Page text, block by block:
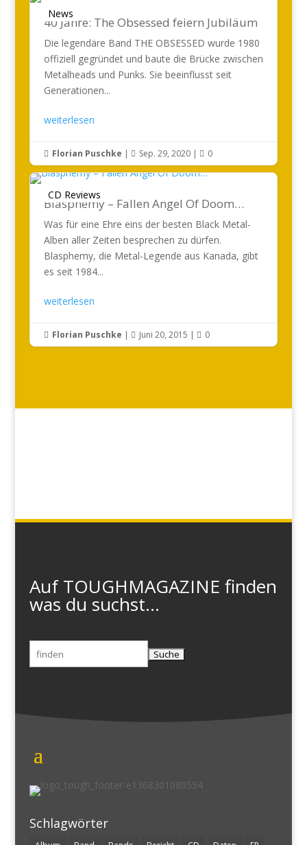
News
40 Jahre: The Obsessed feiern Jubiläum
Die legendäre Band THE OBSESSED wurde 1980
offiziell gegründet und baute die Brücke zwischen
Metalheads und Punks. Sie beeinflusst seit
Generationen...
weiterlesen
 Florian Puschke |  Sep. 29, 2020|  0
CD Reviews
Blasphemy – Fallen Angel Of Doom…
Was für eine Ehre eins der besten Black Metal-
Alben aller Zeiten besprechen zu dürfen.
Blasphemy, die Metal-Legende aus Kanada, gibt
es seit 1984...
weiterlesen
 Florian Puschke |  Juni 20, 2015 |  0
Auf TOUGHMAGAZINE finden
was du suchst...
Suchen
nach:
Schlagwörter